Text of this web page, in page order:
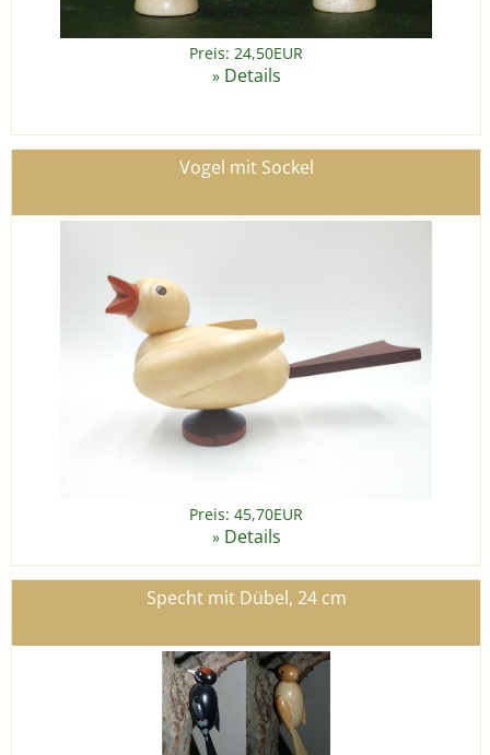
Preis: 24,50EUR
» Details
Vogel mit Sockel
Preis: 45,70EUR
» Details
Specht mit Dübel, 24 cm